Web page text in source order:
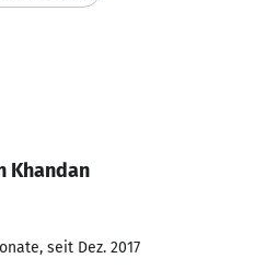
Khandan
seit Dez. 2017